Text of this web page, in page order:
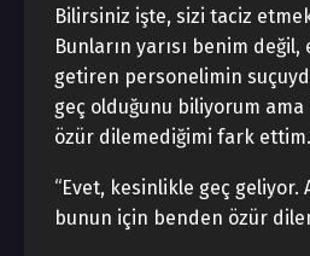
Bilirsiniz işte, sizi taciz
Bunların yarısı benim
getiren personelimin
geç olduğunu biliyorum
özür dilemediğimi fark
“Evet, kesinlikle geç geliyor.
bunun için benden özür